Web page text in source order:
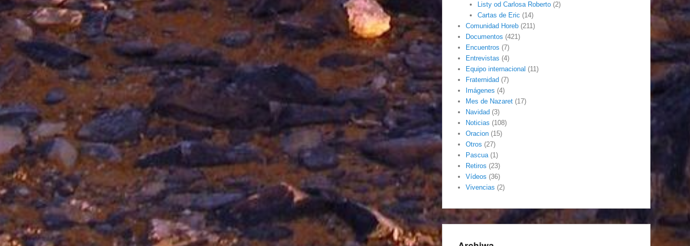
Listy od Carlosa Roberto(2)
Cartas de Eric (14)
Comunidad Horeb (211)
Documentos (421)
Encuentros (7)
Entrevistas (4)
Equipo internacional (11)
Fraternidad (7)
Imágenes (4)
Mes de Nazaret (17)
Navidad (3)
Noticias (108)
Oracion (15)
Otros (27)
Pascua(1)
Retiros (23)
Vídeos (36)
Vivencias (2)